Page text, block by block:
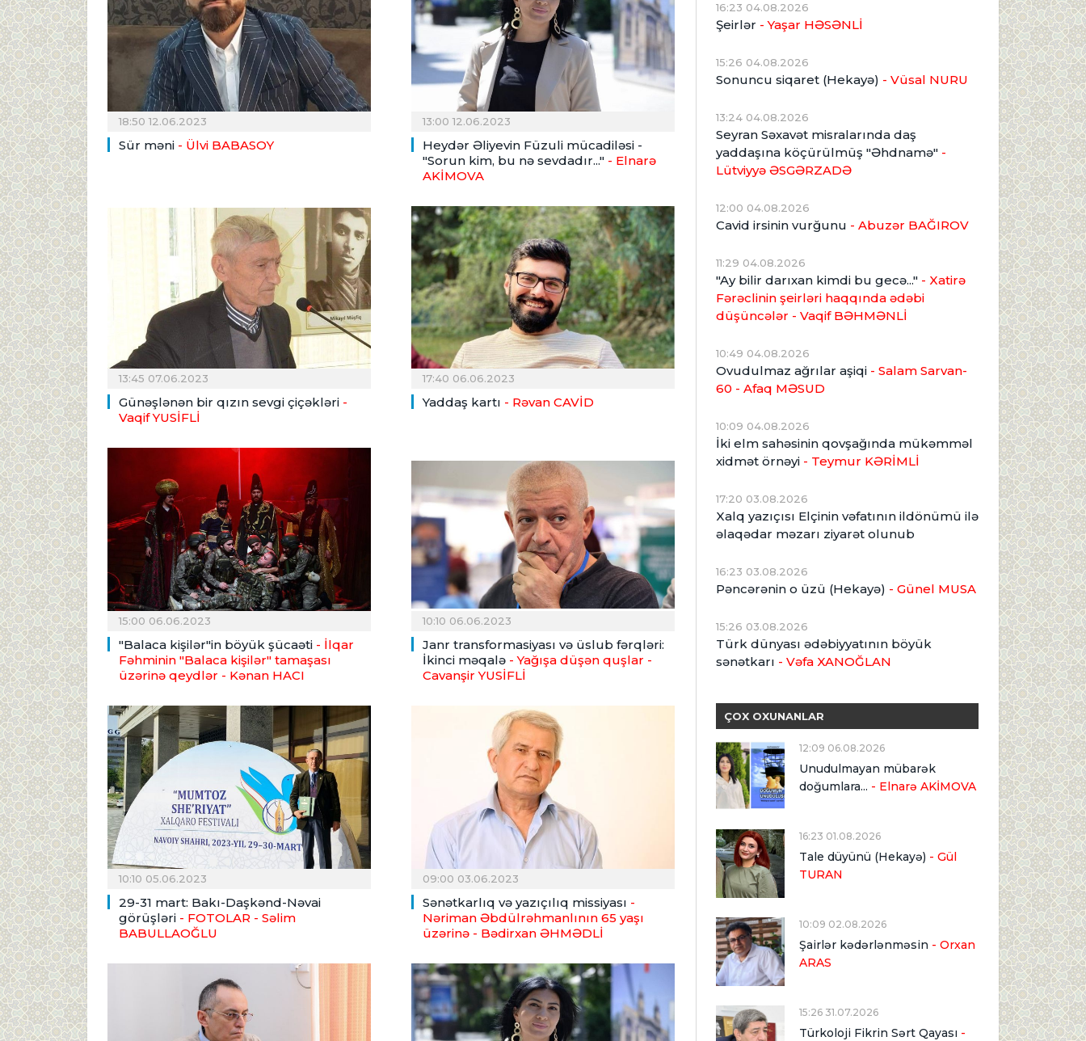
18:50 12.06.2023
Sür məni - Ülvi BABASOY
13:00 12.06.2023
Heydər Əliyevin Füzuli mücadiləsi -
"Sorun kim, bu nə sevdadır..." - Elnarə
AKİMOVA
13:45 07.06.2023
Günəşlənən bir qızın sevgi çiçəkləri -
Vaqif YUSİFLİ
17:40 06.06.2023
Yaddaş kartı - Rəvan CAVİD
15:00 06.06.2023
"Balaca kişilər"in böyük şücaəti - İlqar
Fəhminin "Balaca kişilər" tamaşası
üzərinə qeydlər - Kənan HACI
10:10 06.06.2023
Janr transformasiyası və üslub fərqləri:
İkinci məqalə - Yağışa düşən quşlar -
Cavanşir YUSİFLİ
10:10 05.06.2023
29-31 mart: Bakı-Daşkənd-Nəvai
görüşləri - FOTOLAR - Səlim
BABULLAOĞLU
09:00 03.06.2023
Sənətkarlıq və yazıçılıq missiyası -
Nəriman Əbdülrəhmanlının 65 yaşı
üzərinə - Bədirxan ƏHMƏDLİ
16:23 04.08.2026
Şeirlər - Yaşar HƏSƏNLİ
15:26 04.08.2026
Sonuncu siqaret (Hekayə) - Vüsal NURU
13:24 04.08.2026
Seyran Səxavət misralarında daş
yaddaşına köçürülmüş "Əhdnamə" -
Lütviyyə ƏSGƏRZADƏ
12:00 04.08.2026
Cavid irsinin vurğunu - Abuzər BAĞIROV
11:29 04.08.2026
"Ay bilir darıxan kimdi bu gecə..." - Xatirə
Fərəclinin şeirləri haqqında ədəbi
düşüncələr - Vaqif BƏHMƏNLİ
10:49 04.08.2026
Ovudulmaz ağrılar aşiqi - Salam Sarvan-
60 - Afaq MƏSUD
10:09 04.08.2026
İki elm sahəsinin qovşağında mükəmməl
xidmət örnəyi - Teymur KƏRİMLİ
17:20 03.08.2026
Xalq yazıçısı Elçinin vəfatının ildönümü ilə
əlaqədar məzarı ziyarət olunub
16:23 03.08.2026
Pəncərənin o üzü (Hekayə) - Günel MUSA
15:26 03.08.2026
Türk dünyası ədəbiyyatının böyük
sənətkarı - Vəfa XANOĞLAN
ÇOX OXUNANLAR
12:09 06.08.2026
Unudulmayan mübarək
doğumlara... - Elnarə AKİMOVA
16:23 01.08.2026
Tale düyünü (Hekayə) - Gül
TURAN
10:09 02.08.2026
Şairlər kədərlənməsin - Orxan
ARAS
15:26 31.07.2026
Türkoloji Fikrin Sərt Qayası -